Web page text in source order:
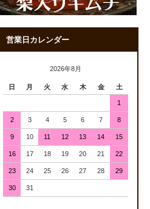
営業日カレンダー
2026年8月
日 月 火 水 木 金 土
1
2 3 4 5 6 7 8
9 10 11 12 13 14 15
16 17 18 19 20 21 22
23 24 25 26 27 28 29
30 31